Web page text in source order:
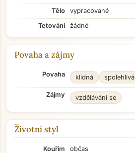
Tělo
vypracované
Tetování
žádné
Povaha a zájmy
Povaha klidná spolehlivá
Zájmy vzdělávání se
Životní styl
Kouřím
občas